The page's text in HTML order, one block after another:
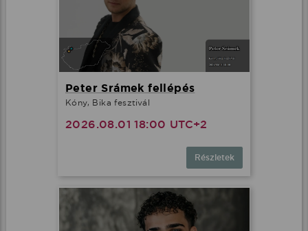
Peter Srámek fellépés
Kóny, Bika fesztivál
2026.08.01 18:00 UTC+2
Részletek